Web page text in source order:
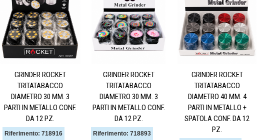
GRINDER ROCKET
TRITATABACCO
DIAMETRO 30 MM. 3
PARTI IN METALLO CONF.
DA 12 PZ.
Riferimento: 718916
GRINDER ROCKET
TRITATABACCO
DIAMETRO 30 MM. 3
PARTI IN METALLO CONF.
DA 12 PZ.
Riferimento: 718893
GRINDER ROCKET
TRITATABACCO
DIAMETRO 40 MM. 4
PARTI IN METALLO +
SPATOLA CONF. DA 12
PZ.